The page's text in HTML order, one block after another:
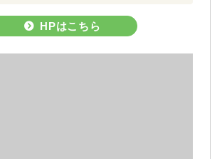
HPはこちら